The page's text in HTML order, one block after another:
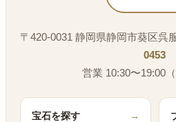
〒420-0031 静岡県静岡市葵区呉
0453
営業 10:30〜19:00（
宝石を探す →